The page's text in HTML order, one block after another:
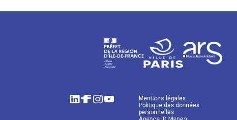
Mentions légales
Politique des données
personnelles